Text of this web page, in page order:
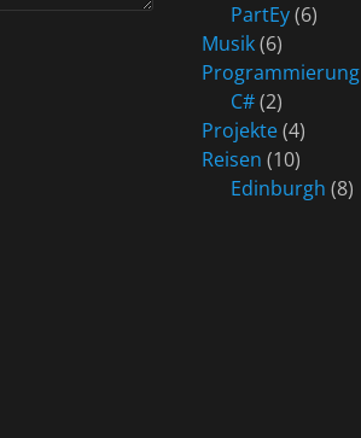
PartEy(6)
Musik(6)
Programmierung
C#(2)
Projekte(4)
Reisen (10)
Edinburgh (8)